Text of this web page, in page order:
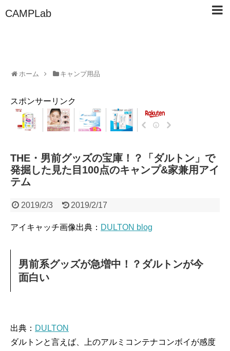
CAMPLab
ホーム キャンプ用品
スポンサーリンク
THE・男前グッズの宝庫！？「ダルトン」で
発掘した見た目100点のキャンプ&家兼用アイ
テム
2019/2/3 2019/2/17
アイキャッチ画像出典： DULTON blog
男前系グッズが急増中！？ダルトンが今
面白い
出典： DULTON
ダルトンと言えば、上のアルミコンテナコンボイが感度